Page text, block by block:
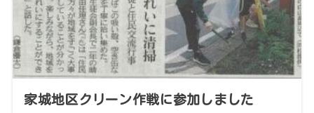
家城地区クリーン作戦に参加しました